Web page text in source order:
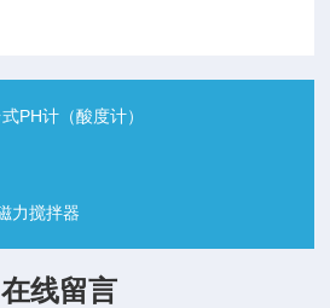
PH计（酸度计）
力搅拌器
在线留言